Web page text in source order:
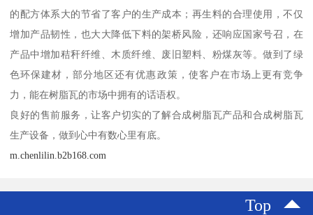
的配方体系大的节省了客户的生产成本；再生料的合理使用，不仅
增加产品韧性，也大大降低下料的架桥风险，还响应国家号召，在
产品中增加秸秆纤维、木质纤维、废旧塑料、粉煤灰等。做到了绿
色环保建材，部分地区还有优惠政策，使客户在市场上更有竞争
力，能在树脂瓦的市场中拥有的话语权。
良好的售前服务，让客户切实的了解合成树脂瓦产品和合成树脂瓦
生产设备，做到心中有数心里有底。
m.chenlilin.b2b168.com
Top